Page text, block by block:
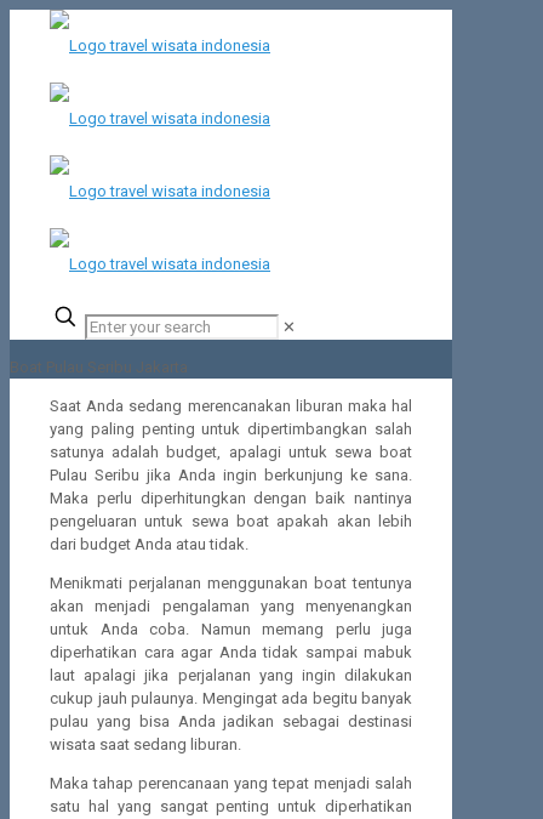
✕
Boat Pulau Seribu Jakarta
Saat Anda sedang merencanakan liburan maka hal
yang paling penting untuk dipertimbangkan salah
satunya adalah budget, apalagi untuk sewa boat
Pulau Seribu jika Anda ingin berkunjung ke sana.
Maka perlu diperhitungkan dengan baik nantinya
pengeluaran untuk sewa boat apakah akan lebih
dari budget Anda atau tidak.
Menikmati perjalanan menggunakan boat tentunya
akan menjadi pengalaman yang menyenangkan
untuk Anda coba. Namun memang perlu juga
diperhatikan cara agar Anda tidak sampai mabuk
laut apalagi jika perjalanan yang ingin dilakukan
cukup jauh pulaunya. Mengingat ada begitu banyak
pulau yang bisa Anda jadikan sebagai destinasi
wisata saat sedang liburan.
Maka tahap perencanaan yang tepat menjadi salah
satu hal yang sangat penting untuk diperhatikan